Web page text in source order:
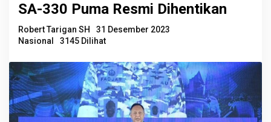
SA-330 Puma Resmi Dihentikan
Robert Tarigan SH
31 Desember 2023
Nasional
3145 Dilihat